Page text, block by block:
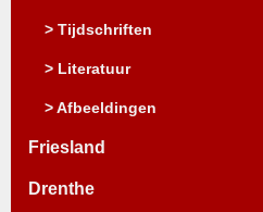
> Tijdschriften
> Literatuur
> Afbeeldingen
Friesland
Drenthe